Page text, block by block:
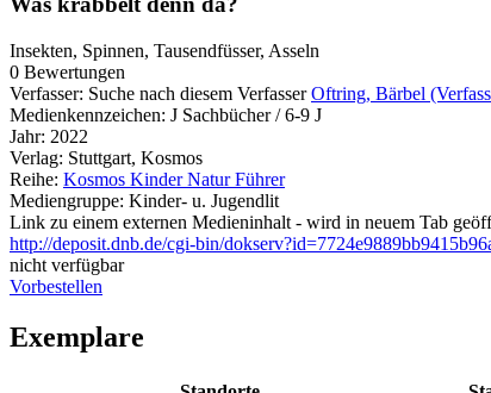
Insekten, Spinnen, Tausendfüsser, Asseln
0 Bewertungen
Verfasser: Suche nach diesem Verfasser Oftring, Bärbel
Medienkennzeichen: J Sachbücher / 6-9 J
Jahr: 2022
Verlag: Stuttgart, Kosmos
Reihe: Kosmos Kinder Natur Führer
Mediengruppe: Kinder- u. Jugendlit
Link zu einem externen Medieninhalt - wird in neuem Tab
http://deposit.dnb.de/cgi-bin/
nicht verfügbar
Vorbestellen
Exemplare